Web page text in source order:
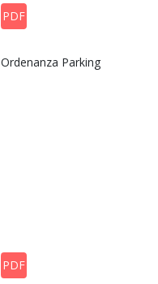
PDF
Ordenanza Parking
PDF